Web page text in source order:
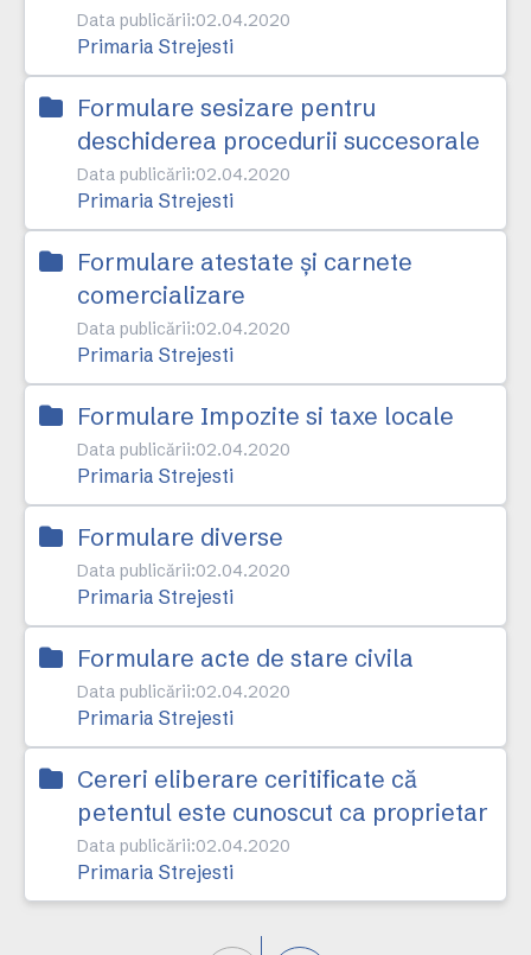
Data publicării:02.04.2020
Primaria Strejesti
Formulare sesizare pentru
deschiderea procedurii succesorale
Data publicării:02.04.2020
Primaria Strejesti
Formulare atestate și carnete
comercializare
Data publicării:02.04.2020
Primaria Strejesti
Formulare Impozite si taxe locale
Data publicării:02.04.2020
Primaria Strejesti
Formulare diverse
Data publicării:02.04.2020
Primaria Strejesti
Formulare acte de stare civila
Data publicării:02.04.2020
Primaria Strejesti
Cereri eliberare ceritificate că
petentul este cunoscut ca proprietar
Data publicării:02.04.2020
Primaria Strejesti